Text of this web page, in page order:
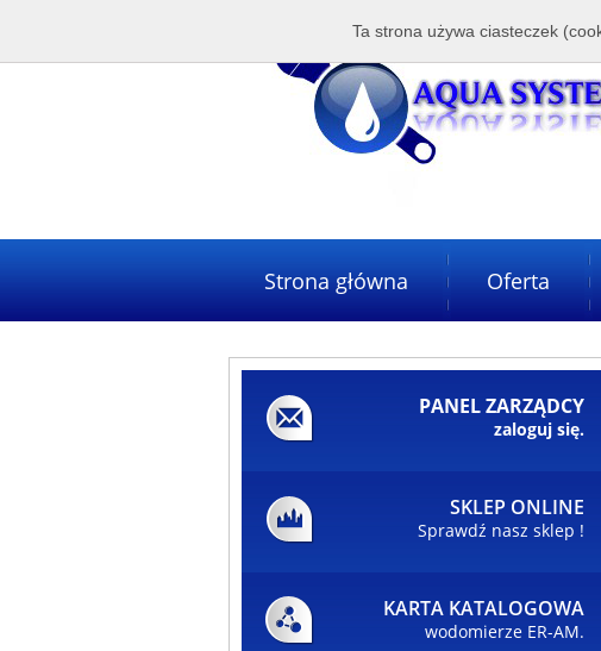
Strona główna Oferta
PANEL ZARZĄDCY
zaloguj się.
SKLEP ONLINE
Sprawdź nasz sklep !
KARTA KATALOGOWA
wodomierze ER-AM.
Ta strona używa ciasteczek